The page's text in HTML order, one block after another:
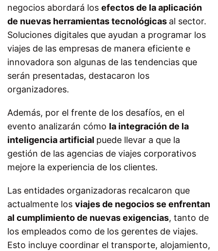
negocios abordará los efectos de la aplicación
de nuevas herramientas tecnológicas al sector.
Soluciones digitales que ayudan a programar los
viajes de las empresas de manera eficiente e
innovadora son algunas de las tendencias que
serán presentadas, destacaron los
organizadores.
Además, por el frente de los desafíos, en el
evento analizarán cómo la integración de la
inteligencia artificial puede llevar a que la
gestión de las agencias de viajes corporativos
mejore la experiencia de los clientes.
Las entidades organizadoras recalcaron que
actualmente los viajes de negocios se enfrentan
al cumplimiento de nuevas exigencias, tanto de
los empleados como de los gerentes de viajes.
Esto incluye coordinar el transporte, alojamiento,